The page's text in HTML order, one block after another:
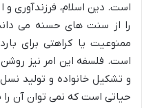
است. دین اسلام، فرزندآوری و
را از سنت های حسنه می
ممنوعیت یا کراهتی برای
است. فلسفه این امر نیز
و تشکیل خانواده و تولید
حیاتی است که نمی توان آن